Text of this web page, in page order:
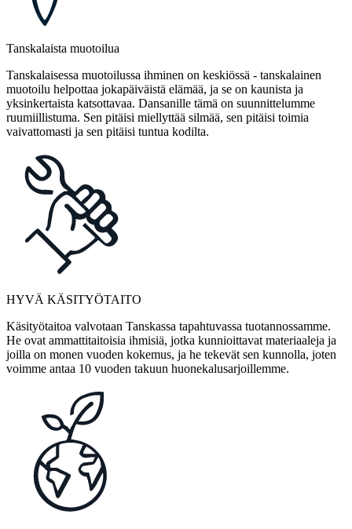
Tanskalaista muotoilua
Tanskalaisessa muotoilussa ihminen on keskiössä - tanskalainen
muotoilu helpottaa jokapäiväistä elämää, ja se on kaunista ja
yksinkertaista katsottavaa. Dansanille tämä on suunnittelumme
ruumiillistuma. Sen pitäisi miellyttää silmää, sen pitäisi toimia
vaivattomasti ja sen pitäisi tuntua kodilta.
HYVÄ KÄSITYÖTAITO
Käsityötaitoa valvotaan Tanskassa tapahtuvassa tuotannossamme.
He ovat ammattitaitoisia ihmisiä, jotka kunnioittavat materiaaleja ja
joilla on monen vuoden kokemus, ja he tekevät sen kunnolla, joten
voimme antaa 10 vuoden takuun huonekalusarjoillemme.